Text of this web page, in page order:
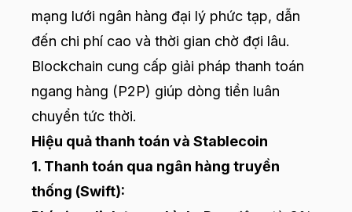
mạng lưới ngân hàng đại lý phức tạp, dẫn
đến chi phí cao và thời gian chờ đợi lâu.
Blockchain cung cấp giải pháp thanh toán
ngang hàng (P2P) giúp dòng tiền luân
chuyển tức thời.
Hiệu quả thanh toán và Stablecoin
1. Thanh toán qua ngân hàng truyền
thống (Swift):